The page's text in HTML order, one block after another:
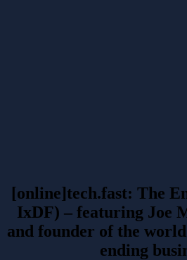
[online]tech.fast: The
IxDF) – featuring Joe
and founder of the
ending